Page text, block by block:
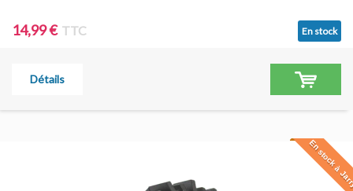
14,99 € TTC En stock
Détails
En stock à